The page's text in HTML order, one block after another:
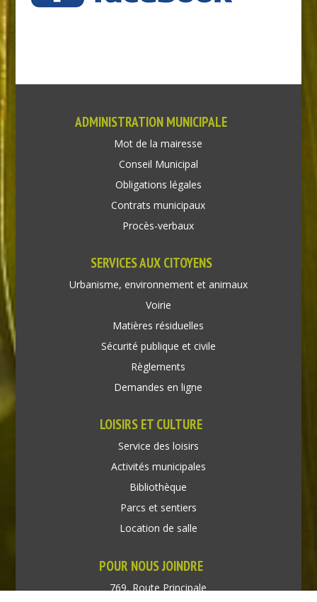
ADMINISTRATION MUNICIPALE
Mot de la mairesse
Conseil Municipal
Obligations légales
Contrats municipaux
Procès-verbaux
SERVICES AUX CITOYENS
Urbanisme, environnement et animaux
Voirie
Matières résiduelles
Sécurité publique et civile
Règlements
Demandes en ligne
LOISIRS ET CULTURE
Service des loisirs
Activités municipales
Bibliothèque
Parcs et sentiers
Location de salle
POUR NOUS JOINDRE
769, Route Principale